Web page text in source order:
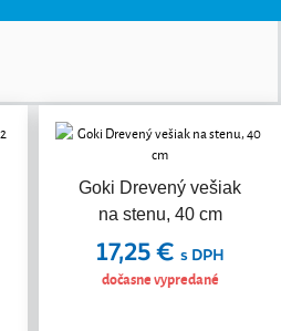
Goki Drevený vešiak
na stenu, 40 cm
17,25 € s DPH
dočasne vypredané